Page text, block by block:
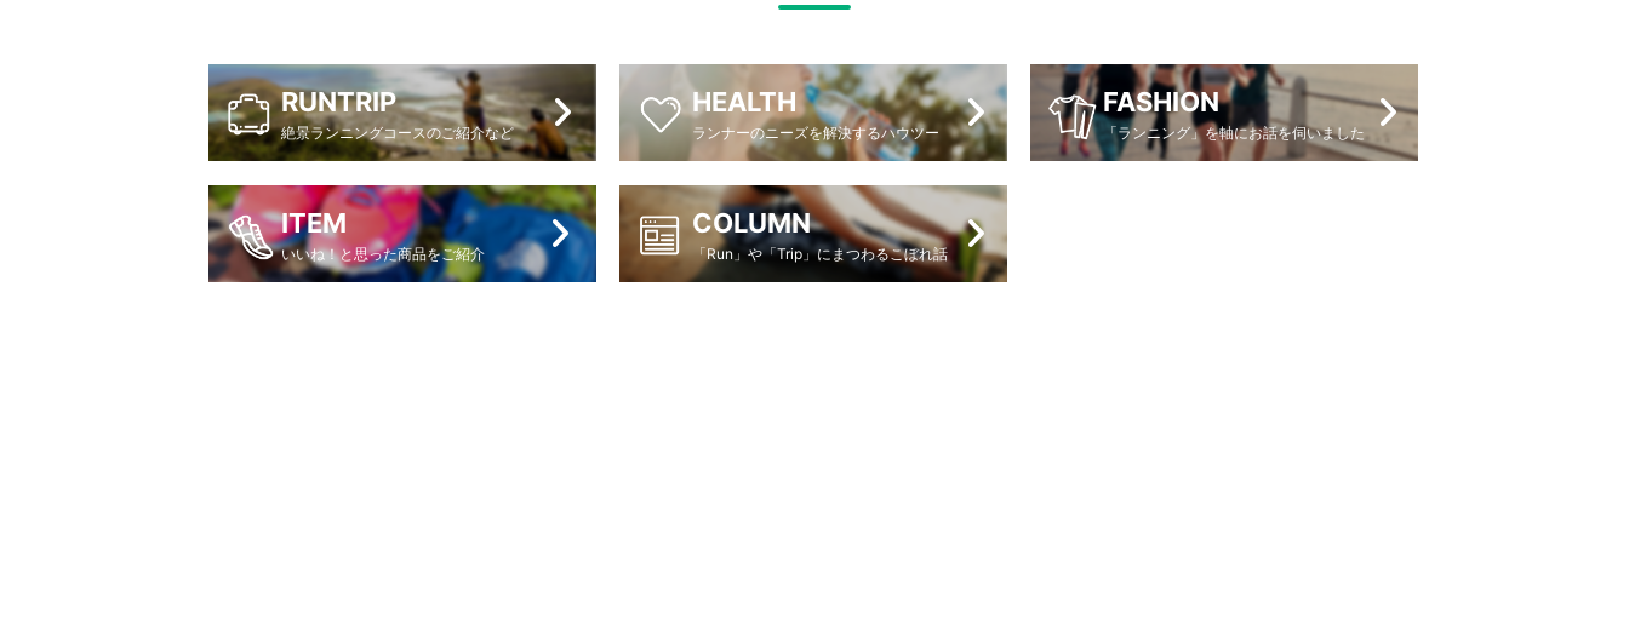
RUNTRIP
絶景ランニングコースのご紹介など
HEALTH
ランナーのニーズを解決するハウツー
FASHION
「ランニング」を軸にお話を伺いました
ITEM
いいね！と思った商品をご紹介
COLUMN
「Run」や「Trip」にまつわるこぼれ話